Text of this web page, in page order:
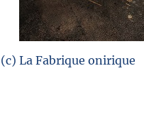
(c) La Fabrique onirique